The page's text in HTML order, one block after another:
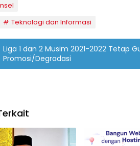
Teknologi dan Informasi
Liga 1 dan 2 Musim 2021-2022 Tetap
Promosi/Degradasi